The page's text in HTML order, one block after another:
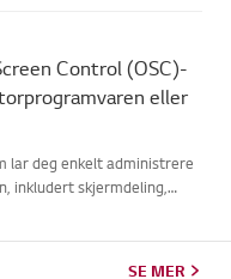
Control (OSC)-
eller
lar deg enkelt administrere
inkludert skjermdeling,
SE MER